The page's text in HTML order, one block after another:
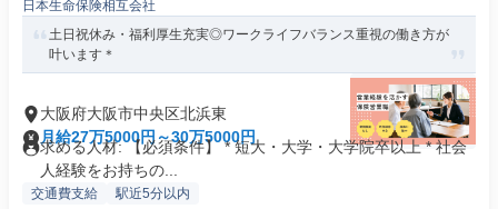
日本生命保険相互会社
土日祝休み・福利厚生充実◎ワークライフバランス重視の働き方が
叶います＊
大阪府大阪市中央区北浜東
月給27万5000円～30万5000円
求める人材: 【必須条件】 * 短大・大学・大学院卒以上 * 社会
人経験をお持ちの...
交通費支給 駅近5分以内